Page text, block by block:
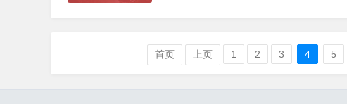
首页 上页 1 2 3 4 5